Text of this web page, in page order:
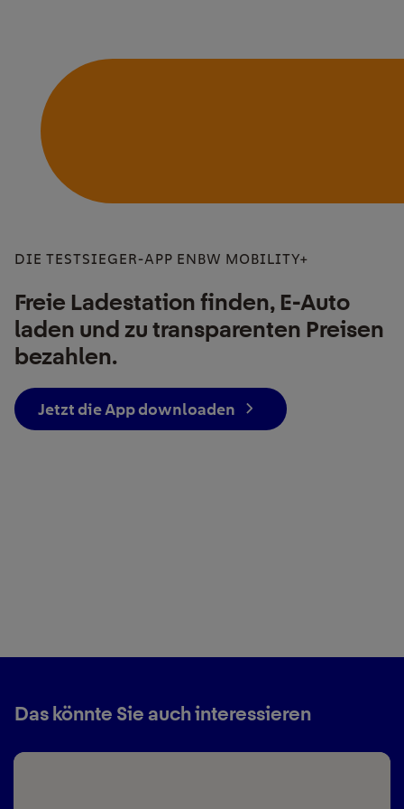
DIE TESTSIEGER-APP ENBW MOBILITY+
Freie Ladestation finden, E-Auto
laden und zu transparenten Preisen
bezahlen.
Jetzt die App downloaden
Das könnte Sie auch interessieren